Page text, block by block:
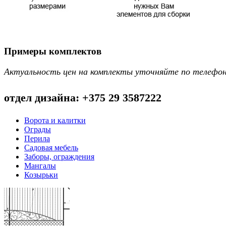
Примеры комплектов
Актуальность цен на комплекты уточняйте по
отдел дизайна: +375 29 3587222
Ворота и калитки
Ограды
Перила
Садовая мебель
Заборы, ограждения
Мангалы
Козырьки